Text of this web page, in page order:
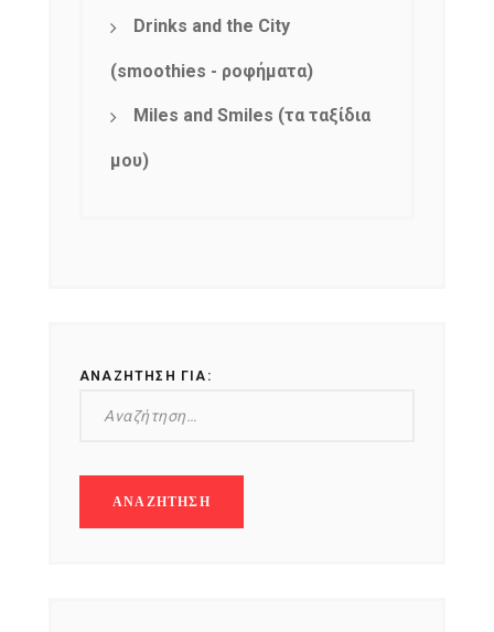
Drinks and the City
(smoothies - ροφήματα)
Miles and Smiles (τα ταξίδια
μου)
ΑΝΑΖΉΤΗΣΗ ΓΙΑ: